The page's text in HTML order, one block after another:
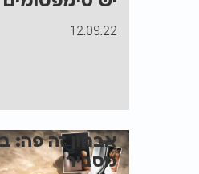
12.09.22
אבחון זה פה:
מסביר